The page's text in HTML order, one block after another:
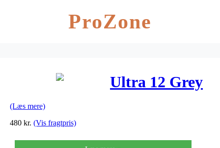
ProZone
Ultra 12 Grey
(Læs mere)
480 kr. (Vis fragtpris)